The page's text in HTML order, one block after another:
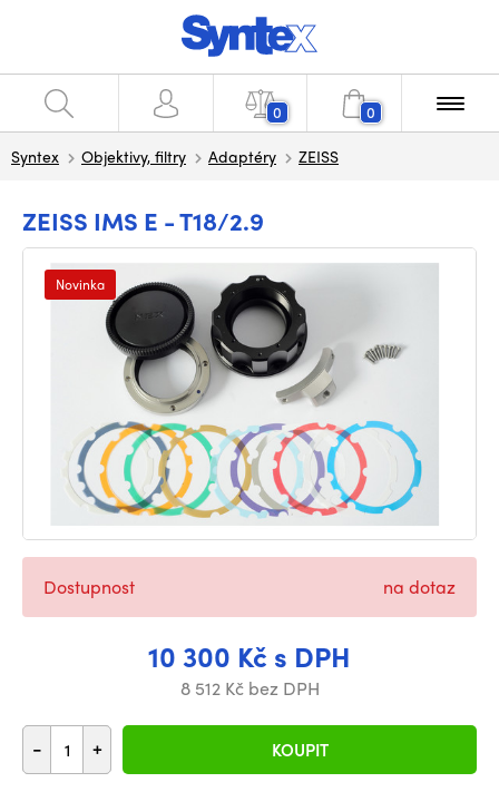
0 0
Syntex Objektivy, filtry Adaptéry ZEISS
ZEISS IMS E - T18/2.9
Novinka
10 300 Kč s DPH
8 512 Kč bez DPH
- + KOUPIT
Dostupnost na dotaz